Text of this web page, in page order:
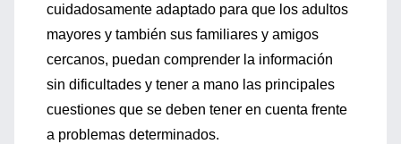
cuidadosamente adaptado para que los adultos
mayores y también sus familiares y amigos
cercanos, puedan comprender la información
sin dificultades y tener a mano las principales
cuestiones que se deben tener en cuenta frente
a problemas determinados.